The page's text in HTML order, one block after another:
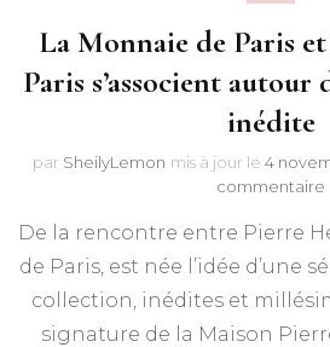
La Monnaie de Paris
Paris s’associent autour
inédite
par SheilyLemon mis à jour le 4
commentaire
De la rencontre entre Pierre
de Paris, est née l’idée d’une
collection, inédites et
signature de la Maison